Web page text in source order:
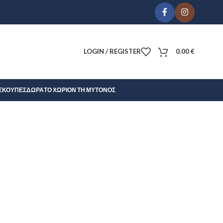
LOGIN / REGISTER 0.00€
ΚΟΎΠΕΣΔΏΡΑΤΟ ΧΩΡΊΟΝ ΤΗ ΜΎΤΟΝΟΣ